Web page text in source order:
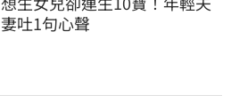
妻吐1句心聲